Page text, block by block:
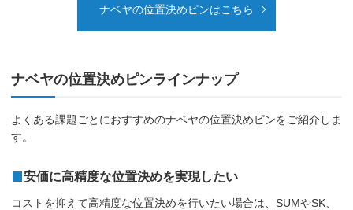
ナベヤの位置決めピンはこちら
ナベヤの位置決めピンラインナップ
よくある課題ごとにおすすめのナベヤの位置決めピンをご紹介しま
す。
安価に高精度な位置決めを実現したい
コストを抑えて高精度な位置決めを行いたい場合は、SUMやSK、